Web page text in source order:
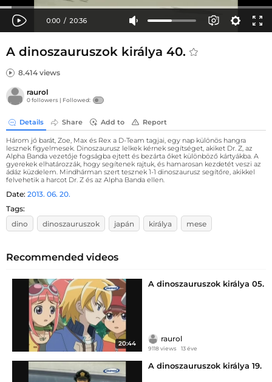
A dinoszauruszok királya 40.
8.414 views
raurol
0 followers | Followed:
Details Share Add to Report
Három jó barát, Zoe, Max és Rex a D-Team tagjai, egy nap különös hangra
lesznek figyelmesek. Dinoszaurusz lelkek kérnek segítséget, akiket Dr. Z, az
Alpha Banda vezetője fogságba ejtett és bezárta őket különböző kártyákba. A
gyerekek elhatározzák, hogy segítenek rajtuk, és hamarosan kezdetét veszi az
ádáz küzdelem. Mindhárman szert tesznek 1-1 dinoszaurusz segítőre, akikkel
felvehetik a harcot Dr. Z és az Alpha Banda ellen.
Date: 2013. 06. 20.
Tags:
dino
dinoszauruszok japán királya mese
Recommended videos
20:44
A dinoszauruszok királya 05.
raurol
9118 views 13 éve
A dinoszauruszok királya 19.